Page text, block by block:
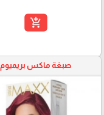
add_shopping_cart
صبغة ماكس بريميوم